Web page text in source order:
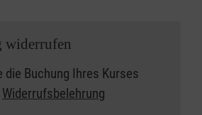
widerrufen
die Buchung Ihres Kurses
Widerrufsbelehrung